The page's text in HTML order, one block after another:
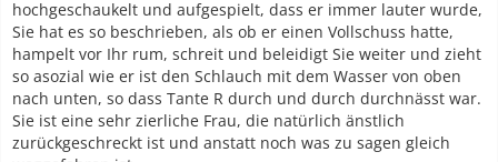
hochgeschaukelt und aufgespielt, dass er immer lauter wurde,
Sie hat es so beschrieben, als ob er einen Vollschuss hatte,
hampelt vor Ihr rum, schreit und beleidigt Sie weiter und zieht
so asozial wie er ist den Schlauch mit dem Wasser von oben
nach unten, so dass Tante R durch und durch durchnässt war.
Sie ist eine sehr zierliche Frau, die natürlich änstlich
zurückgeschreckt ist und anstatt noch was zu sagen gleich